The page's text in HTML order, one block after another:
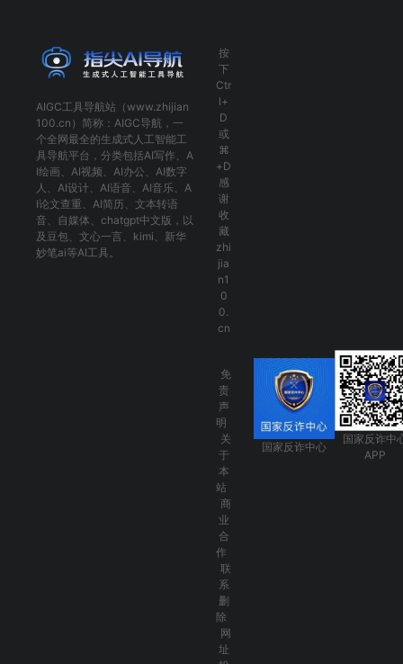
AIGC工具导航站（www.zhijian
100.cn）简称： AIGC导航 ，一
个全网最全的生成式人工智能工
具导航平台，分类包括AI写作 、 A
I绘画 、 AI视频 、 AI办公 、 AI数字
人 、 AI设计、 AI语音、 AI音乐、 A
I论文查重 、 AI简历 、 文本转语
音、 自媒体 、 chatgpt中文版 ，以
及 豆包、 文心一言 、 kimi 、 新华
妙笔ai等AI工具。
按
下
Ctr
l+
D
或
⌘
+D
感
谢
收
藏
zhi
jia
n1
0
0.
cn
免
责
声
明
关
于
本
站
商
业
合
作
联
系
删
除
网
址
国家反诈中心
国家反诈中
APP